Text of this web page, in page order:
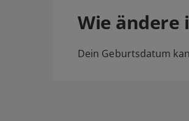
Wie ändere
Dein Geburtsdatum